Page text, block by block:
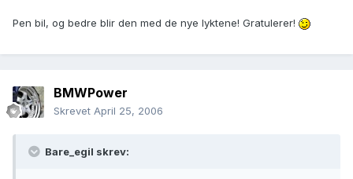
Pen bil, og bedre blir den med de nye lyktene! Gratulerer!
BMWPower
Skrevet April 25, 2006
Bare_egil skrev: